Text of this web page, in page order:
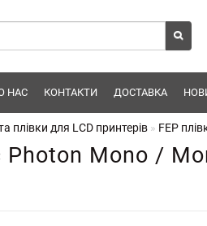
НАС КОНТАКТИ ДОСТАВКА
плівки для LCD принтерів FEP
Photon Mono /